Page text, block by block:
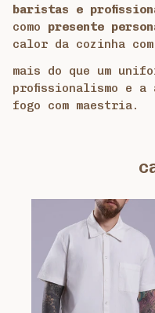
baristas e
como presente
calor da cozinha
mais do que um
profissionalismo e a
fogo com maestria.